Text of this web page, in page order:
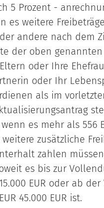
5 Prozent -
es weitere
andere nach dem
der oben genannten
oder Ihre
oder Ihr
als im
es mehr als 556
zusätzliche
zahlen
es bis zur
EUR oder ab
45.000 EUR ist.